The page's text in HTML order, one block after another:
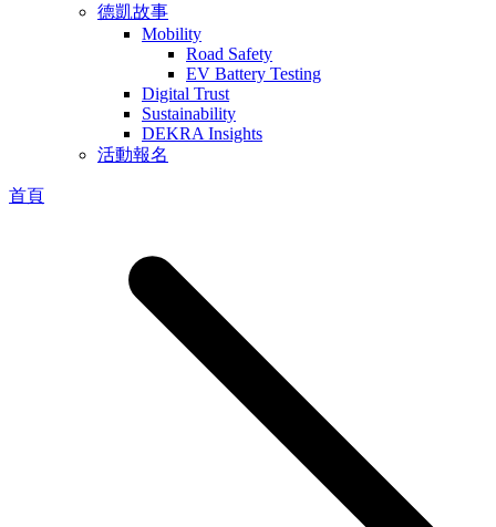
德凱故事
Mobility
Road Safety
EV Battery Testing
Digital Trust
Sustainability
DEKRA Insights
活動報名
首頁